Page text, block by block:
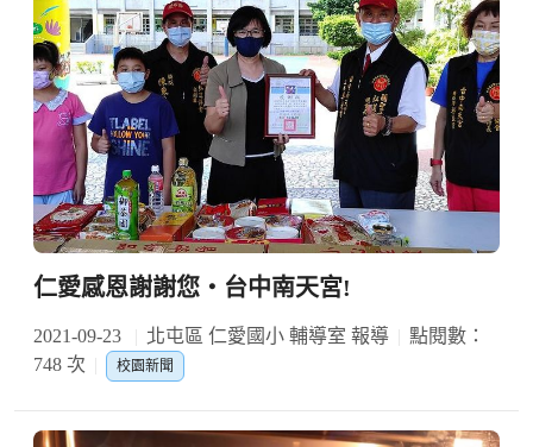
仁愛感恩謝謝您‧台中南天宮!
2021-09-23 北屯區 仁愛國小 輔導室 報導
點閱數：
748 次
校園新聞